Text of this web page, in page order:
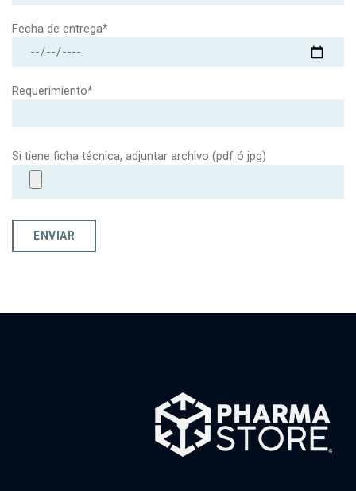
Fecha de entrega*
Requerimiento*
Si tiene ficha técnica, adjuntar archivo (pdf ó jpg)